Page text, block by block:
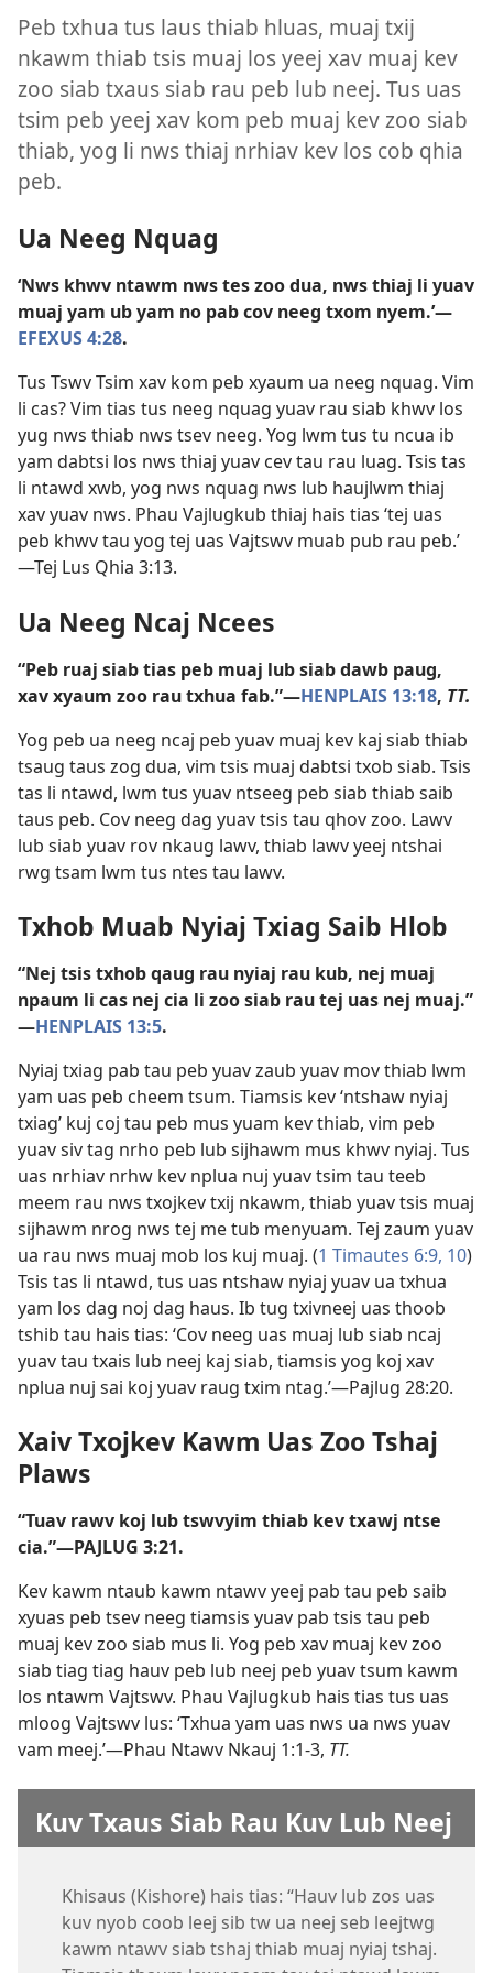
Peb txhua tus laus thiab hluas, muaj txij
nkawm thiab tsis muaj los yeej xav muaj kev
zoo siab txaus siab rau peb lub neej. Tus uas
tsim peb yeej xav kom peb muaj kev zoo siab
thiab, yog li nws thiaj nrhiav kev los cob qhia
peb.
Ua Neeg Nquag
‘Nws khwv ntawm nws tes zoo dua, nws thiaj li yuav
muaj yam ub yam no pab cov neeg txom nyem.’​—
EFEXUS 4:28.
Tus Tswv Tsim xav kom peb xyaum ua neeg nquag. Vim
li cas? Vim tias tus neeg nquag yuav rau siab khwv los
yug nws thiab nws tsev neeg. Yog lwm tus tu ncua ib
yam dabtsi los nws thiaj yuav cev tau rau luag. Tsis tas
li ntawd xwb, yog nws nquag nws lub haujlwm thiaj
xav yuav nws. Phau Vajlugkub thiaj hais tias ‘tej uas
peb khwv tau yog tej uas Vajtswv muab pub rau peb.’​
—Tej Lus Qhia 3:13.
Ua Neeg Ncaj Ncees
“Peb ruaj siab tias peb muaj lub siab dawb paug,
xav xyaum zoo rau txhua fab.”​—HENPLAIS 13:18, TT.
Yog peb ua neeg ncaj peb yuav muaj kev kaj siab thiab
tsaug taus zog dua, vim tsis muaj dabtsi txob siab. Tsis
tas li ntawd, lwm tus yuav ntseeg peb siab thiab saib
taus peb. Cov neeg dag yuav tsis tau qhov zoo. Lawv
lub siab yuav rov nkaug lawv, thiab lawv yeej ntshai
rwg tsam lwm tus ntes tau lawv.
Txhob Muab Nyiaj Txiag Saib Hlob
“Nej tsis txhob qaug rau nyiaj rau kub, nej muaj
npaum li cas nej cia li zoo siab rau tej uas nej muaj.”​
—HENPLAIS 13:5.
Nyiaj txiag pab tau peb yuav zaub yuav mov thiab lwm
yam uas peb cheem tsum. Tiamsis kev ‘ntshaw nyiaj
txiag’ kuj coj tau peb mus yuam kev thiab, vim peb
yuav siv tag nrho peb lub sijhawm mus khwv nyiaj. Tus
uas nrhiav nrhw kev nplua nuj yuav tsim tau teeb
meem rau nws txojkev txij nkawm, thiab yuav tsis muaj
sijhawm nrog nws tej me tub menyuam. Tej zaum yuav
ua rau nws muaj mob los kuj muaj. (1 Timautes 6:9, 10)
Tsis tas li ntawd, tus uas ntshaw nyiaj yuav ua txhua
yam los dag noj dag haus. Ib tug txivneej uas thoob
tshib tau hais tias: ‘Cov neeg uas muaj lub siab ncaj
yuav tau txais lub neej kaj siab, tiamsis yog koj xav
nplua nuj sai koj yuav raug txim ntag.’​—Pajlug 28:20.
Xaiv Txojkev Kawm Uas Zoo Tshaj
Plaws
“Tuav rawv koj lub tswvyim thiab kev txawj ntse
cia.”​—PAJLUG 3:21.
Kev kawm ntaub kawm ntawv yeej pab tau peb saib
xyuas peb tsev neeg tiamsis yuav pab tsis tau peb
muaj kev zoo siab mus li. Yog peb xav muaj kev zoo
siab tiag tiag hauv peb lub neej peb yuav tsum kawm
los ntawm Vajtswv. Phau Vajlugkub hais tias tus uas
mloog Vajtswv lus: ‘Txhua yam uas nws ua nws yuav
vam meej.’​—Phau Ntawv Nkauj 1:1-3, TT.
Kuv Txaus Siab Rau Kuv Lub Neej
Khisaus (Kishore) hais tias: “Hauv lub zos uas
kuv nyob coob leej sib tw ua neej seb leejtwg
kawm ntawv siab tshaj thiab muaj nyiaj tshaj.